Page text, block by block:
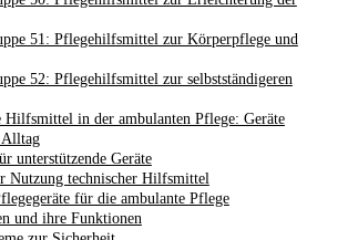
51: Pflegehilfsmittel zur Körperpflege und
52: Pflegehilfsmittel zur selbstständigeren
Hilfsmittel in der ambulanten Pflege: Geräte
Alltag
unterstützende Geräte
Nutzung technischer Hilfsmittel
für die ambulante Pflege
und ihre Funktionen